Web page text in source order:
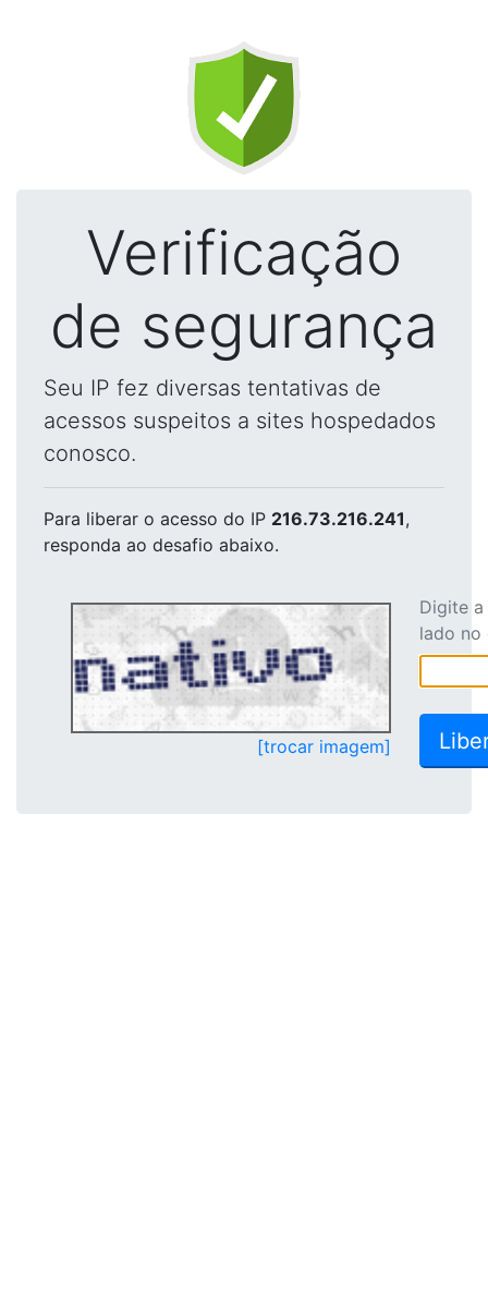
Verificação
de segurança
Seu IP fez diversas tentativas de
acessos suspeitos a sites hospedados
conosco.
Para liberar o acesso do IP 216.73.216.241,
responda ao desafio abaixo.
[trocar imagem]
Digite
lado no